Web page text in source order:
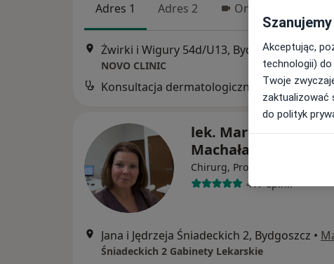
Adres 1
Adres 2 Online
Żwirki i Wigury 54d/U13, Bydgoszcz•Mapa
NOVO CLINIC
Konsultacja dermatologiczna
lek. Marta
Machała
Chirurg, Proktolog
417 opinii
Jana i Jędrzeja Śniadeckich 2, Bydgoszcz •
Śniadeckich 2 Gabinety Lekarskie
Akceptując,
technologii)
Twoje
zaktualizować
do polityk